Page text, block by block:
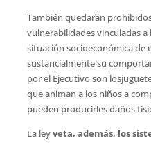
También quedarán
vulnerabilidades vinculadas a
situación socioeconómica de
sustancialmente su
por el Ejecutivo son
que animan a los niños a
pueden producirles daños
La leyveta, además, los